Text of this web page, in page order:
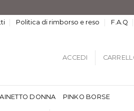
Politica di rimborso e reso F.A.Q
ACCEDI
DONNA PINKO BORSE